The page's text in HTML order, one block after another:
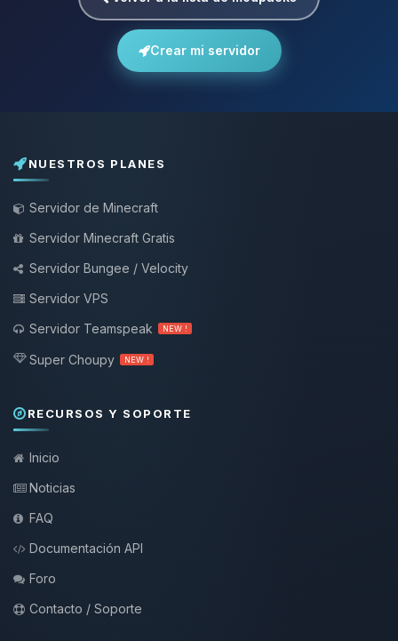
Crear mi servidor
NUESTROS PLANES
Servidor de Minecraft
Servidor Minecraft Gratis
Servidor Bungee / Velocity
Servidor VPS
Servidor Teamspeak
NEW !
Super Choupy NEW !
RECURSOS Y SOPORTE
Inicio
Noticias
FAQ
Documentación API
Foro
Contacto / Soporte